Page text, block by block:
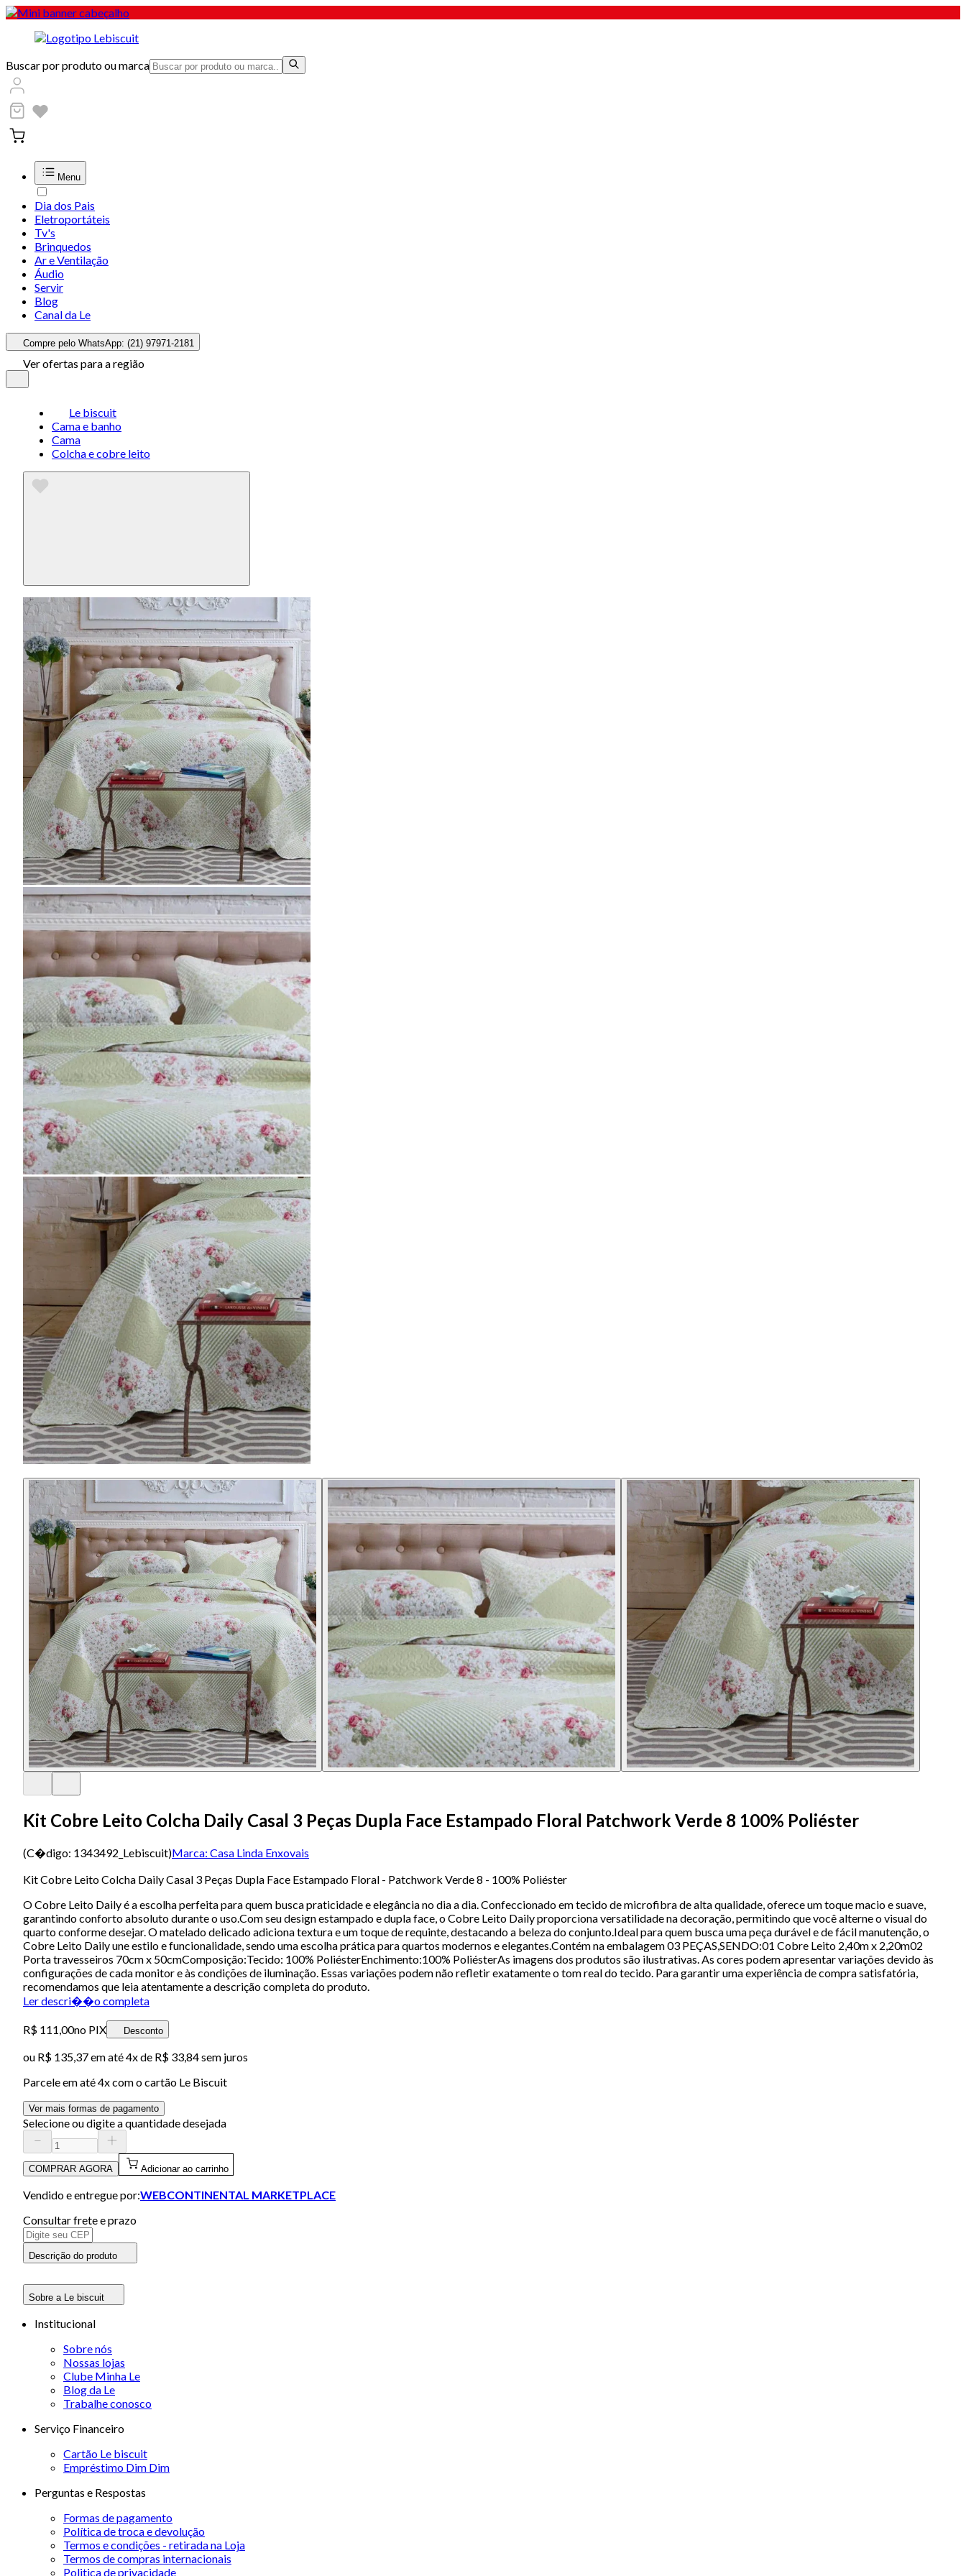
Buscar por produto ou marca
Menu
Dia dos Pais
Eletroportáteis
Tv's
Brinquedos
Ar e Ventilação
Áudio
Servir
Blog
Canal da Le
Compre pelo WhatsApp: (21) 97971-2181
Ver ofertas para a região
Le biscuit
Cama e banho
Cama
Colcha e cobre leito
Kit Cobre Leito Colcha Daily Casal 3 Peças Dupla Face Estampado Floral Patchwork Verde 8 100% Poliéster
(C�digo: 1343492_Lebiscuit)Marca: Casa Linda Enxovais
Kit Cobre Leito Colcha Daily Casal 3 Peças Dupla Face Estampado Floral - Patchwork Verde 8 - 100% Poliéster
O Cobre Leito Daily é a escolha perfeita para quem busca praticidade e elegância no dia a dia. Confeccionado em tecido de microfibra de alta qualidade, oferece um toque macio e suave,
garantindo conforto absoluto durante o uso.Com seu design estampado e dupla face, o Cobre Leito Daily proporciona versatilidade na decoração, permitindo que você alterne o visual do
quarto conforme desejar. O matelado delicado adiciona textura e um toque de requinte, destacando a beleza do conjunto.Ideal para quem busca uma peça durável e de fácil manutenção, o
Cobre Leito Daily une estilo e funcionalidade, sendo uma escolha prática para quartos modernos e elegantes.Contém na embalagem 03 PEÇAS,SENDO:01 Cobre Leito 2,40m x 2,20m02
Porta travesseiros 70cm x 50cmComposição:Tecido: 100% PoliésterEnchimento:100% PoliésterAs imagens dos produtos são ilustrativas. As cores podem apresentar variações devido às
configurações de cada monitor e às condições de iluminação. Essas variações podem não refletir exatamente o tom real do tecido. Para garantir uma experiência de compra satisfatória,
recomendamos que leia atentamente a descrição completa do produto.
Ler descri��o completa
R$ 111,00no PIX Desconto
ou R$ 135,37em até4x de R$ 33,84 sem juros
Parcele em até4x com o cartão Le Biscuit
Ver mais formas de pagamento
Selecione ou digite a quantidade desejada
COMPRAR AGORA Adicionar ao carrinho
Vendido e entregue por:WEBCONTINENTAL MARKETPLACE
Consultar frete e prazo
Descrição do produto
Sobre a Le biscuit
Institucional
Sobre nós
Nossas lojas
Clube Minha Le
Blog da Le
Trabalhe conosco
Serviço Financeiro
Cartão Le biscuit
Empréstimo Dim Dim
Perguntas e Respostas
Formas de pagamento
Política de troca e devolução
Termos e condições - retirada na Loja
Termos de compras internacionais
Politica de privacidade